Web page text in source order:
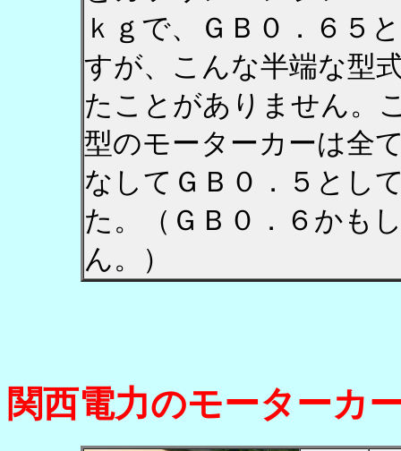
ｋｇで、ＧＢ０．６５
すが、こんな半端な型
たことがありません。
型のモーターカーは全
なしてＧＢ０．５とし
た。（ＧＢ０．６かも
ん。）
関西電力のモーターカ